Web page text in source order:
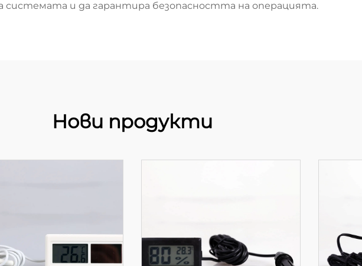
системата и да гарантира безопасността на операцията.
Нови продукти